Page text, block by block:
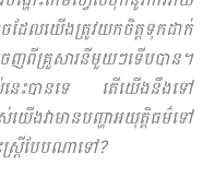
ចដែលយើងត្រូវយកចិត្តទុកដាក់
ញពីគ្រួសារនីមួយៗទើបបាន។
នេះបានទេ តើយើងនឹងទៅ
យើងវាមានបញ្ហាអយុត្ដិធម៌ទៅ
ដ្រីបែបណាទៅ?